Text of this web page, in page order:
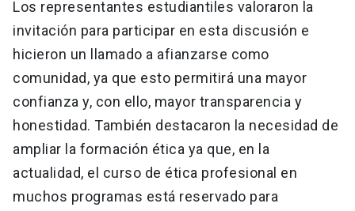
Los representantes estudiantiles valoraron la
invitación para participar en esta discusión e
hicieron un llamado a afianzarse como
comunidad, ya que esto permitirá una mayor
confianza y, con ello, mayor transparencia y
honestidad. También destacaron la necesidad de
ampliar la formación ética ya que, en la
actualidad, el curso de ética profesional en
muchos programas está reservado para